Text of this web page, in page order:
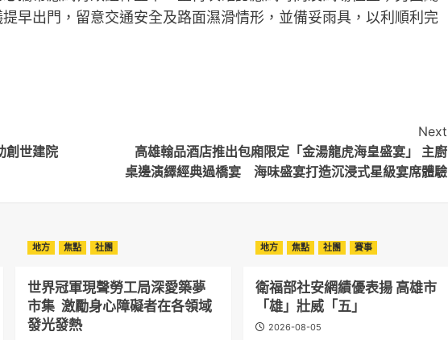
早出門，留意交通安全及路面濕滑情形，並備妥雨具，以利順利完
創世建院
Next
高雄翰品酒店推出包廂限定「金湯龍虎海皇盛宴」 主廚
桌邊演繹經典過橋宴 海味盛宴打造沉浸式星級宴席體驗
地方 焦點 社團
世界冠軍現聲勞工局深愛築夢
市集 激勵身心障礙者在各領域
發光發熱
地方 焦點 社團 賽事
衛福部社安網績優表揚 高雄市
「雄」壯威「五」
2026-08-05